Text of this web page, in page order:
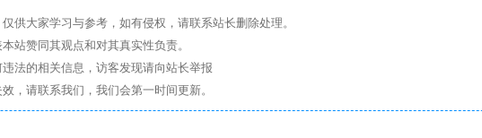
供大家学习与参考，如有侵权，请联系站长删除处理。
站赞同其观点和对其真实性负责。
法的相关信息，访客发现请向站长举报
，请联系我们，我们会第一时间更新。